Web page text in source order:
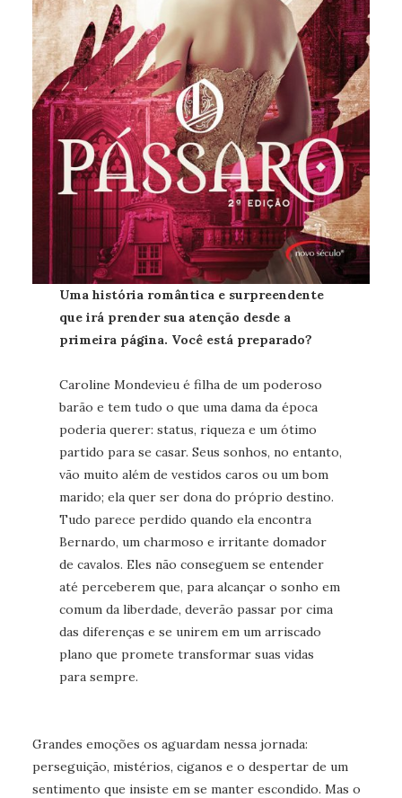
Uma história romântica e surpreendente
que irá prender sua atenção desde a
primeira página. Você está preparado?
Caroline Mondevieu é filha de um poderoso
barão e tem tudo o que uma dama da época
poderia querer: status, riqueza e um ótimo
partido para se casar. Seus sonhos, no entanto,
vão muito além de vestidos caros ou um bom
marido; ela quer ser dona do próprio destino.
Tudo parece perdido quando ela encontra
Bernardo, um charmoso e irritante domador
de cavalos. Eles não conseguem se entender
até perceberem que, para alcançar o sonho em
comum da liberdade, deverão passar por cima
das diferenças e se unirem em um arriscado
plano que promete transformar suas vidas
para sempre.
Grandes emoções os aguardam nessa jornada:
perseguição, mistérios, ciganos e o despertar de um
sentimento que insiste em se manter escondido. Mas o